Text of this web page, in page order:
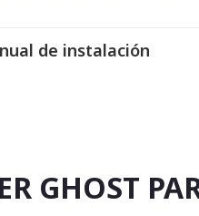
de instalación
GHOST